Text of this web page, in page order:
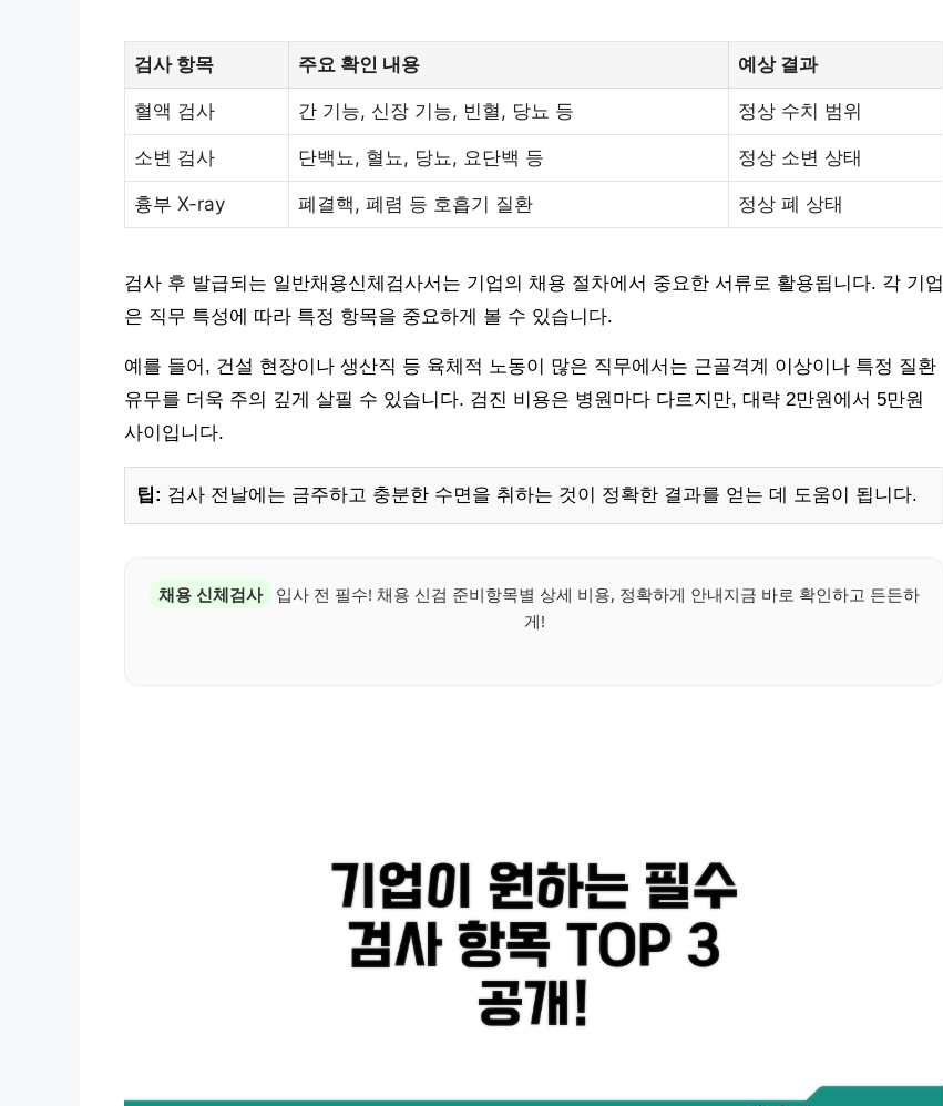
검사 항목 주요 확인 내용 예상 결과
혈액 검사 간 기능, 신장 기능, 빈혈, 당뇨 등 정상 수치 범위
소변 검사 단백뇨, 혈뇨, 당뇨, 요단백 등 정상 소변 상태
흉부 X-ray 폐결핵, 폐렴 등 호흡기 질환 정상 폐 상태
검사 후 발급되는 일반채용신체검사서는 기업의 채용 절차에서 중요한 서류로 활용됩니다. 각 기업
은 직무 특성에 따라 특정 항목을 중요하게 볼 수 있습니다.
예를 들어, 건설 현장이나 생산직 등 육체적 노동이 많은 직무에서는 근골격계 이상이나 특정 질환
유무를 더욱 주의 깊게 살필 수 있습니다. 검진 비용은 병원마다 다르지만, 대략 2만원에서 5만원
사이입니다.
팁: 검사 전날에는 금주하고 충분한 수면을 취하는 것이 정확한 결과를 얻는 데 도움이 됩니다.
채용 신체검사
입사 전 필수! 채용 신검 준비항목별 상세 비용, 정확하게 안내지금 바로 확인하고 든든하
게!